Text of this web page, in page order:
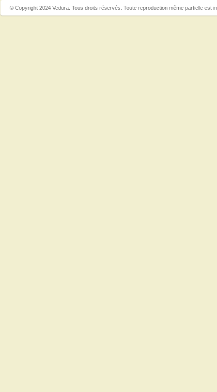
© Copyright 2024 Vedura. Tous droits réservés. Toute reproduction même partielle est